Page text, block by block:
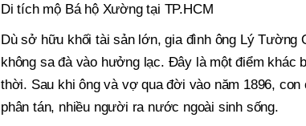
Di tích mộ Bá hộ Xường tại TP.HCM
Dù sở hữu khối tài sản lớn, gia đình ông Lý Tường
không sa đà vào hưởng lạc. Đây là một điểm khác
thời. Sau khi ông và vợ qua đời vào năm 1896,
phân tán, nhiều người ra nước ngoài sinh sống.